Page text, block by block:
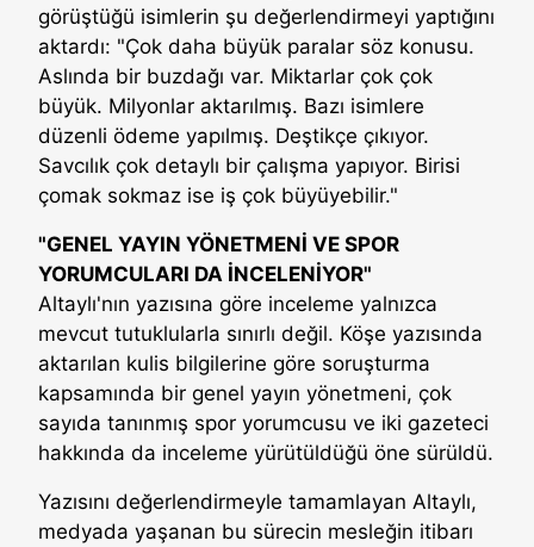
görüştüğü isimlerin şu değerlendirmeyi yaptığını
aktardı: "Çok daha büyük paralar söz konusu.
Aslında bir buzdağı var. Miktarlar çok çok
büyük. Milyonlar aktarılmış. Bazı isimlere
düzenli ödeme yapılmış. Deştikçe çıkıyor.
Savcılık çok detaylı bir çalışma yapıyor. Birisi
çomak sokmaz ise iş çok büyüyebilir."
"GENEL YAYIN YÖNETMENİ VE SPOR
YORUMCULARI DA İNCELENİYOR"
Altaylı'nın yazısına göre inceleme yalnızca
mevcut tutuklularla sınırlı değil. Köşe yazısında
aktarılan kulis bilgilerine göre soruşturma
kapsamında bir genel yayın yönetmeni, çok
sayıda tanınmış spor yorumcusu ve iki gazeteci
hakkında da inceleme yürütüldüğü öne sürüldü.
Yazısını değerlendirmeyle tamamlayan Altaylı,
medyada yaşanan bu sürecin mesleğin itibarı